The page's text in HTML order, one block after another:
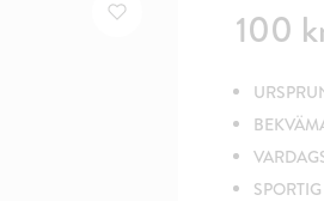
Pris: 100 kr
100